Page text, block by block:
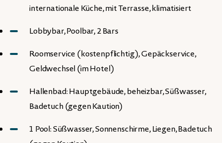
internationale Küche, mit Terrasse, klimatisiert
Lobbybar, Poolbar, 2 Bars
Roomservice (kostenpflichtig), Gepäckservice,
Geldwechsel (im Hotel)
Hallenbad: Hauptgebäude, beheizbar, Süßwasser,
Badetuch (gegen Kaution)
1 Pool: Süßwasser, Sonnenschirme, Liegen, Badetuch